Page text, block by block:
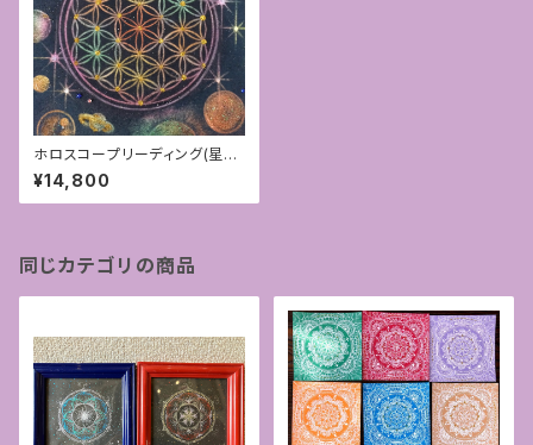
ホロスコープリーディング(星読
み)25分付きオリジナルフラワー
オブライフアート
¥14,800
同じカテゴリの商品